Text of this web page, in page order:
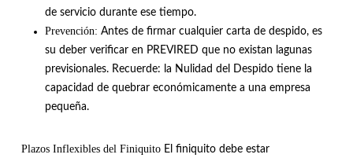
de servicio durante ese tiempo.
Prevención: Antes de firmar cualquier carta de despido, es
su deber verificar en PREVIRED que no existan lagunas
previsionales. Recuerde: la Nulidad del Despido tiene la
capacidad de quebrar económicamente a una empresa
pequeña.
Plazos Inflexibles del Finiquito El finiquito debe estar